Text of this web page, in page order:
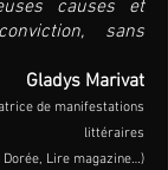
causes et
sans
Gladys Marivat
de manifestations
littéraires
Dorée, Lire magazine…)